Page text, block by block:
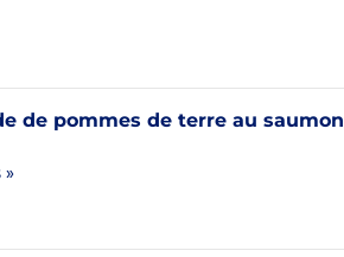
de pommes de terre au saumon
»